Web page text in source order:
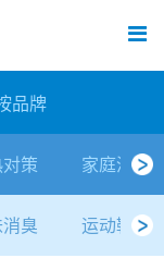
品牌
策 家庭清洁
臭 运动鞋消